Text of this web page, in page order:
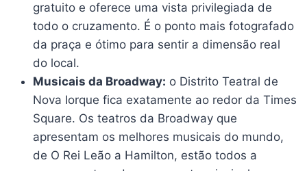
gratuito e oferece uma vista privilegiada de
todo o cruzamento. É o ponto mais fotografado
da praça e ótimo para sentir a dimensão real
do local.
Musicais da Broadway: o Distrito Teatral de
Nova Iorque fica exatamente ao redor da Times
Square. Os teatros da Broadway que
apresentam os melhores musicais do mundo,
de O Rei Leão a Hamilton, estão todos a